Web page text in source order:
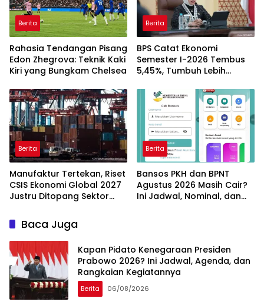
Berita
Rahasia Tendangan Pisang
Edon Zhegrova: Teknik Kaki
Kiri yang Bungkam Chelsea
Berita
BPS Catat Ekonomi
Semester I-2026 Tembus
5,45%, Tumbuh Lebih
Berita
Manufaktur Tertekan, Riset
CSIS Ekonomi Global 2027
Justru Ditopang Sektor
Berita
Bansos PKH dan BPNT
Agustus 2026 Masih Cair?
Ini Jadwal, Nominal, dan
Baca Juga
Kapan Pidato Kenegaraan Presiden
Prabowo 2026? Ini Jadwal, Agenda, dan
Rangkaian Kegiatannya
Berita 06/08/2026